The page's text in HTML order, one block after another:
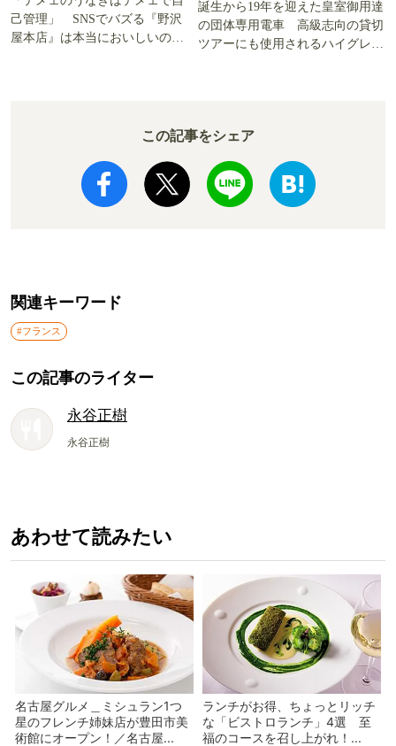
己管理」 SNSでバズる『野沢
屋本店』は本当においしいの
誕生から19年を迎えた皇室御用達
の団体専用電車 高級志向の貸切
ツアーにも使用されるハイグレー
この記事をシェア
関連キーワード
#フランス
この記事のライター
永谷正樹
永谷正樹
あわせて読みたい
名古屋グルメ＿ミシュラン1つ
星のフレンチ姉妹店が豊田市美
術館にオープン！／名古屋...
ランチがお得、ちょっとリッチ
な「ビストロランチ」4選 至
福のコースを召し上がれ！...